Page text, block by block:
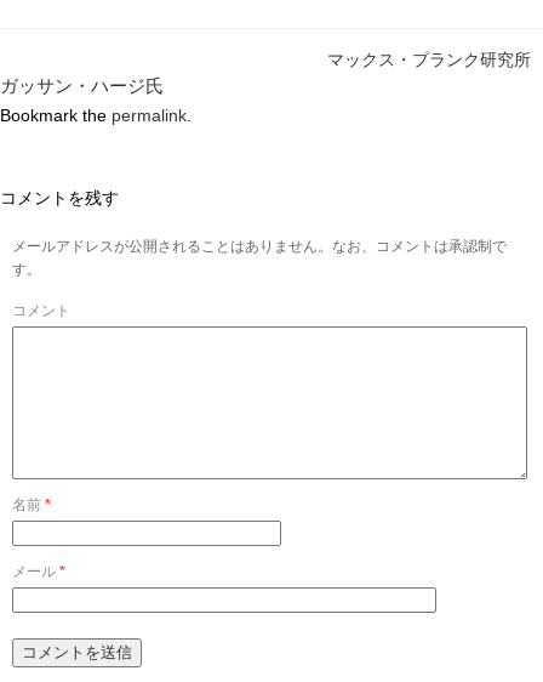
マックス・プランク研究所
ガッサン・ハージ氏
Bookmark the permalink
コメントを残す
メールアドレスが公開されることはありません。なお、コメントは承認制で
す。
コメント
名前 *
メール *